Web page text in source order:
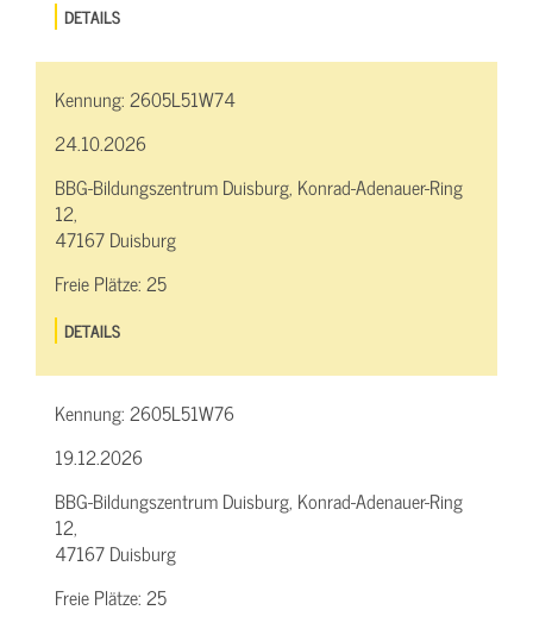
DETAILS
Kennung:2605L51W74
24.10.2026
BBG-Bildungszentrum Duisburg, Konrad-Adenauer-Ring
12,
47167 Duisburg
Freie Plätze:25
DETAILS
Kennung:2605L51W76
19.12.2026
BBG-Bildungszentrum Duisburg, Konrad-Adenauer-Ring
12,
47167 Duisburg
Freie Plätze:25